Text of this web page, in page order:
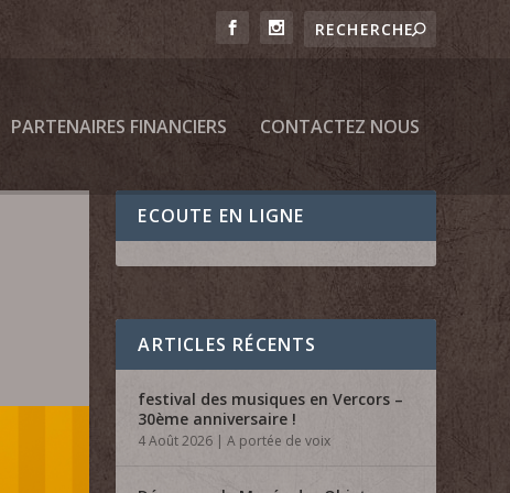
PARTENAIRES FINANCIERS CONTACTEZ NOUS
ECOUTE EN LIGNE
ARTICLES RÉCENTS
festival des musiques en Vercors –
30ème anniversaire !
4 Août 2026 |A portée de voix